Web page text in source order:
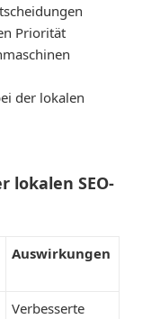
Priorität
der lokalen
lokalen SEO-
Auswirkungen
Verbesserte